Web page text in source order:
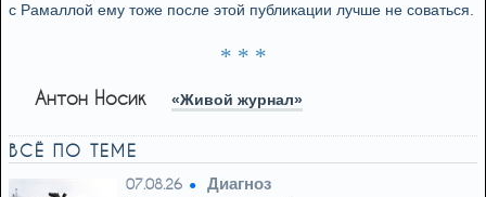
с Рамаллой ему тоже после этой публикации лучше не соваться.
* * *
Антон Носик «Живой журнал»
ВСЁ ПО ТЕМЕ
07.08.26 Диагноз